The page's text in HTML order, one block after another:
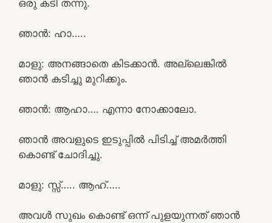
ഒരു കടി തന്നു.
ഞാൻ: ഹാ…..
മാളു: അനങ്ങാതെ കിടക്കാൻ. അല്ലെങ്കിൽ
ഞാൻ കടിച്ചു മുറിക്കും.
ഞാൻ: ആഹാ…. എന്നാ നോക്കാലോ.
ഞാൻ അവളുടെ ഇടുപ്പിൽ പിടിച്ച് അമർത്തി
കൊണ്ട് ചോദിച്ചു.
മാളു: സ്സ്‌….. ആഹ്…..
അവൾ സുഖം കൊണ്ട് ഒന്ന് പുളയുന്നത് ഞാൻ